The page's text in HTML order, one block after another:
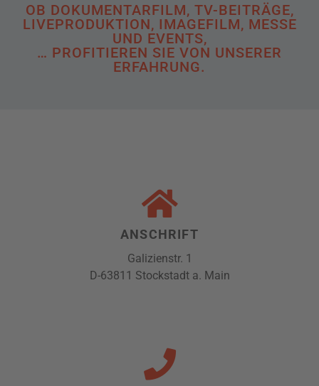
OB DOKUMENTARFILM, TV-BEITRÄGE,
LIVEPRODUKTION, IMAGEFILM, MESSE
UND EVENTS,
… PROFITIEREN SIE VON UNSERER
ERFAHRUNG.
ANSCHRIFT
Galizienstr. 1
D-63811 Stockstadt a. Main